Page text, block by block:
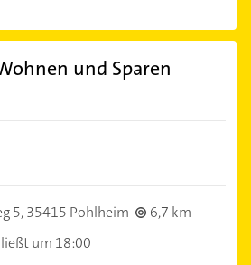
und Sparen
5,35415 Pohlheim
6,7 km
um 18:00